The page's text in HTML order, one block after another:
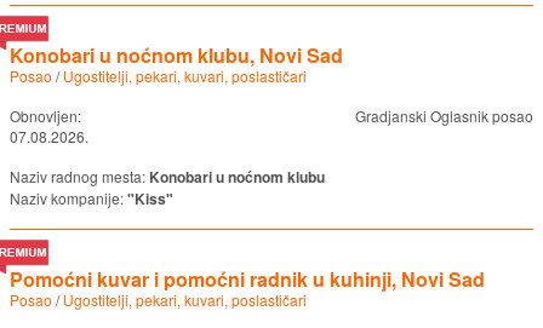
Konobari u noćnom klubu, Novi Sad
Posao /Ugostitelji, pekari, kuvari, poslastičari
Gradjanski Oglasnik posao
Obnovljen:
07.08.2026.
Naziv radnog mesta: Konobari u noćnom klubu
Naziv kompanije:"Kiss"
Pomoćni kuvar i pomoćni radnik u kuhinji, Novi Sad
Posao /Ugostitelji, pekari, kuvari, poslastičari